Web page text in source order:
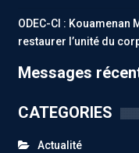
ODEC-CI :
restaurer l’unité du
Messages
CATEGORIES
Actualité